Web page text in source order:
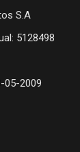
S.A
5128498
05-2009